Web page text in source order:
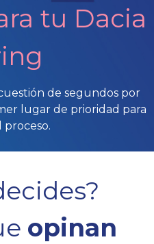
tu Dacia
de segundos por
lugar de prioridad para
proceso.
opinan